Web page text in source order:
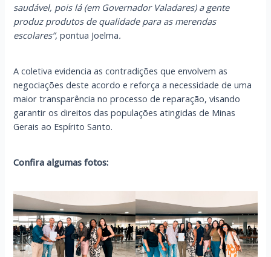
saudável, pois lá (em Governador Valadares) a gente
produz produtos de qualidade para as merendas
escolares”,pontua Joelma.
A coletiva evidencia as contradições que envolvem as
negociações deste acordo e reforça a necessidade de uma
maior transparência no processo de reparação, visando
garantir os direitos das populações atingidas de Minas
Gerais ao Espírito Santo.
Confira algumas fotos: